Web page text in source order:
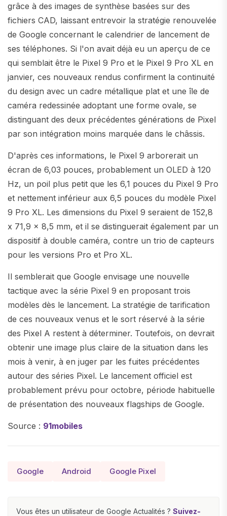
grâce à des images de synthèse basées sur des
fichiers CAD, laissant entrevoir la stratégie renouvelée
de Google concernant le calendrier de lancement de
ses téléphones. Si l'on avait déjà eu un aperçu de ce
qui semblait être le Pixel 9 Pro et le Pixel 9 Pro XL en
janvier, ces nouveaux rendus confirment la continuité
du design avec un cadre métallique plat et une île de
caméra redessinée adoptant une forme ovale, se
distinguant des deux précédentes générations de Pixel
par son intégration moins marquée dans le châssis.
D'après ces informations, le Pixel 9 arborerait un
écran de 6,03 pouces, probablement un OLED à 120
Hz, un poil plus petit que les 6,1 pouces du Pixel 9 Pro
et nettement inférieur aux 6,5 pouces du modèle Pixel
9 Pro XL. Les dimensions du Pixel 9 seraient de 152,8
x 71,9 x 8,5 mm, et il se distinguerait également par un
dispositif à double caméra, contre un trio de capteurs
pour les versions Pro et Pro XL.
Il semblerait que Google envisage une nouvelle
tactique avec la série Pixel 9 en proposant trois
modèles dès le lancement. La stratégie de tarification
de ces nouveaux venus et le sort réservé à la série
des Pixel A restent à déterminer. Toutefois, on devrait
obtenir une image plus claire de la situation dans les
mois à venir, à en juger par les fuites précédentes
autour des séries Pixel. Le lancement officiel est
probablement prévu pour octobre, période habituelle
de présentation des nouveaux flagships de Google.
Source : 91mobiles
Google Android Google Pixel
Vous êtes un utilisateur de Google Actualités ? Suivez-